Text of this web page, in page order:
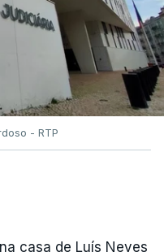
- RTP
casa de Luís Neves